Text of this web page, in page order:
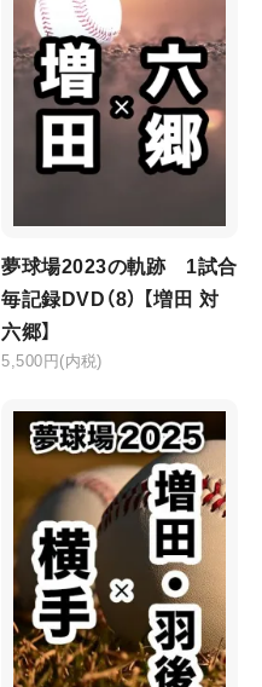
夢球場2023の軌跡 1試合
毎記録DVD（8） 【増田 対
六郷】
5,500円(内税)